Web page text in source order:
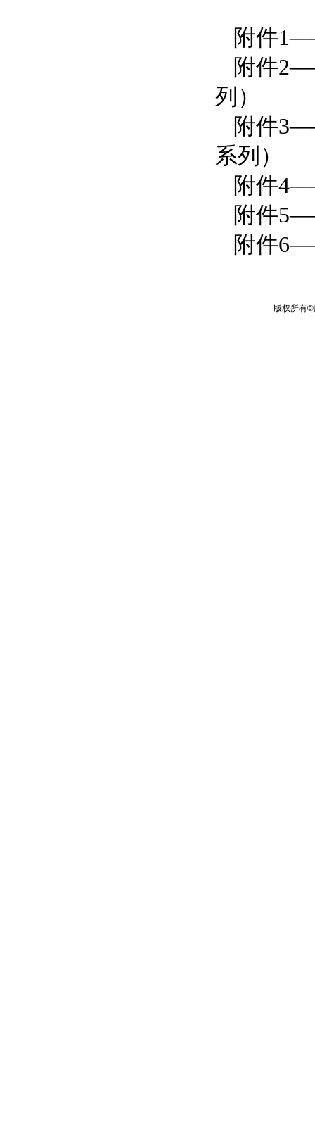
附件
附件
列）
附件
系列）
附件
附件
附件
版权所有©